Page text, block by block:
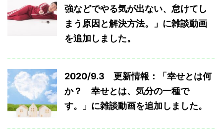
強などでやる気が出ない、怠けてし
まう原因と解決方法。」に雑談動画
を追加しました。
2020/9.3 更新情報：「幸せとは何
か？ 幸せとは、気分の一種で
す。」に雑談動画を追加しました。